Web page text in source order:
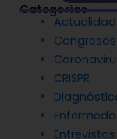
Categorías
Actualidad
Congresos
CRISPR
Entrevistas